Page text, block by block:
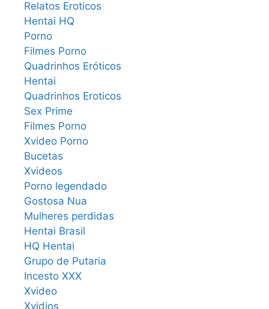
Relatos Eroticos
Hentai HQ
Porno
Filmes Porno
Quadrinhos Eróticos
Hentai
Quadrinhos Eroticos
Sex Prime
Filmes Porno
Xvideo Porno
Bucetas
Xvideos
Porno legendado
Gostosa Nua
Mulheres perdidas
Hentai Brasil
HQ Hentai
Grupo de Putaria
Incesto XXX
Xvideo
Xvidios